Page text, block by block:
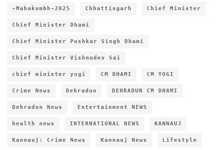
-Mahakumbh-2025 Chhattisgarh Chief Minister
Chief Minister Dhami
Chief Minister Pushkar Singh Dhami
Chief Minister Vishnudev Sai
chief minister yogi CM DHAMI CM YOGI
Crime News Dehradun DEHRADUN CM DHAMI
Dehradun News Entertainment NEWS
health news INTERNATIONAL NEWS KANNAUJ
Kannauj: Crime News Kannauj News Lifestyle